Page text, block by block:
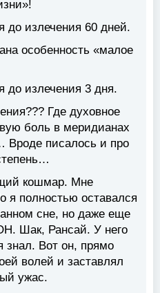
до излечения 60 дней.
особенность «малое
до излечения 3 дня.
Где духовное
боль в меридианах
писалось и про
кошмар. Мне
я полностью оставался
сне, но даже еще
Шак, Рансай. У него
знал. Вот он, прямо
волей и заставлял
ужас.